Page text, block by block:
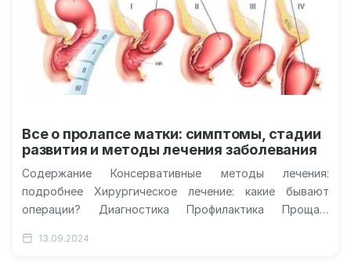
Все о пролапсе матки: симптомы, стадии
развития и методы лечения заболевания
Содержание Консервативные методы лечения:
подробнее Хирургическое лечение: какие бывают
операции? Диагностика Профилактика Прощай,
это состояние, которое…
13.09.2024